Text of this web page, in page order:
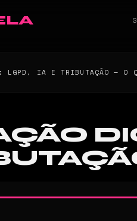
LGPD, IA E TRIBUTAÇÃO — O